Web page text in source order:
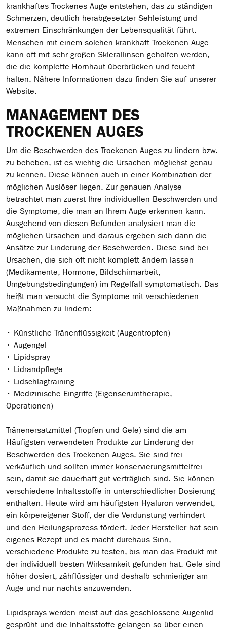
krankhaftes Trockenes Auge entstehen, das zu ständigen
Schmerzen, deutlich herabgesetzter Sehleistung und
extremen Einschränkungen der Lebensqualität führt.
Menschen mit einem solchen krankhaft Trockenen Auge
kann oft mit sehr großen Sklerallinsen geholfen werden,
die die komplette Hornhaut überbrücken und feucht
halten. Nähere Informationen dazu finden Sie auf unserer
Website.
MANAGEMENT DES
TROCKENEN AUGES
Um die Beschwerden des Trockenen Auges zu lindern bzw.
zu beheben, ist es wichtig die Ursachen möglichst genau
zu kennen. Diese können auch in einer Kombination der
möglichen Auslöser liegen. Zur genauen Analyse
betrachtet man zuerst Ihre individuellen Beschwerden und
die Symptome, die man an Ihrem Auge erkennen kann.
Ausgehend von diesen Befunden analysiert man die
möglichen Ursachen und daraus ergeben sich dann die
Ansätze zur Linderung der Beschwerden. Diese sind bei
Ursachen, die sich oft nicht komplett ändern lassen
(Medikamente, Hormone, Bildschirmarbeit,
Umgebungsbedingungen) im Regelfall symptomatisch. Das
heißt man versucht die Symptome mit verschiedenen
Maßnahmen zu lindern:
• Künstliche Tränenflüssigkeit (Augentropfen)
• Augengel
• Lipidspray
• Lidrandpflege
• Lidschlagtraining
• Medizinische Eingriffe (Eigenserumtherapie,
Operationen)
Tränenersatzmittel (Tropfen und Gele) sind die am
Häufigsten verwendeten Produkte zur Linderung der
Beschwerden des Trockenen Auges. Sie sind frei
verkäuflich und sollten immer konservierungsmittelfrei
sein, damit sie dauerhaft gut verträglich sind. Sie können
verschiedene Inhaltsstoffe in unterschiedlicher Dosierung
enthalten. Heute wird am häufigsten Hyaluron verwendet,
ein körpereigener Stoff, der die Verdunstung verhindert
und den Heilungsprozess fördert. Jeder Hersteller hat sein
eigenes Rezept und es macht durchaus Sinn,
verschiedene Produkte zu testen, bis man das Produkt mit
der individuell besten Wirksamkeit gefunden hat. Gele sind
höher dosiert, zähflüssiger und deshalb schmieriger am
Auge und nur nachts anzuwenden.
Lipidsprays werden meist auf das geschlossene Augenlid
gesprüht und die Inhaltsstoffe gelangen so über einen